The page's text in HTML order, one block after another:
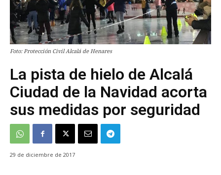
Foto: Protección Civil Alcalá de Henares
La pista de hielo de Alcalá
Ciudad de la Navidad acorta
sus medidas por seguridad
29 de diciembre de 2017